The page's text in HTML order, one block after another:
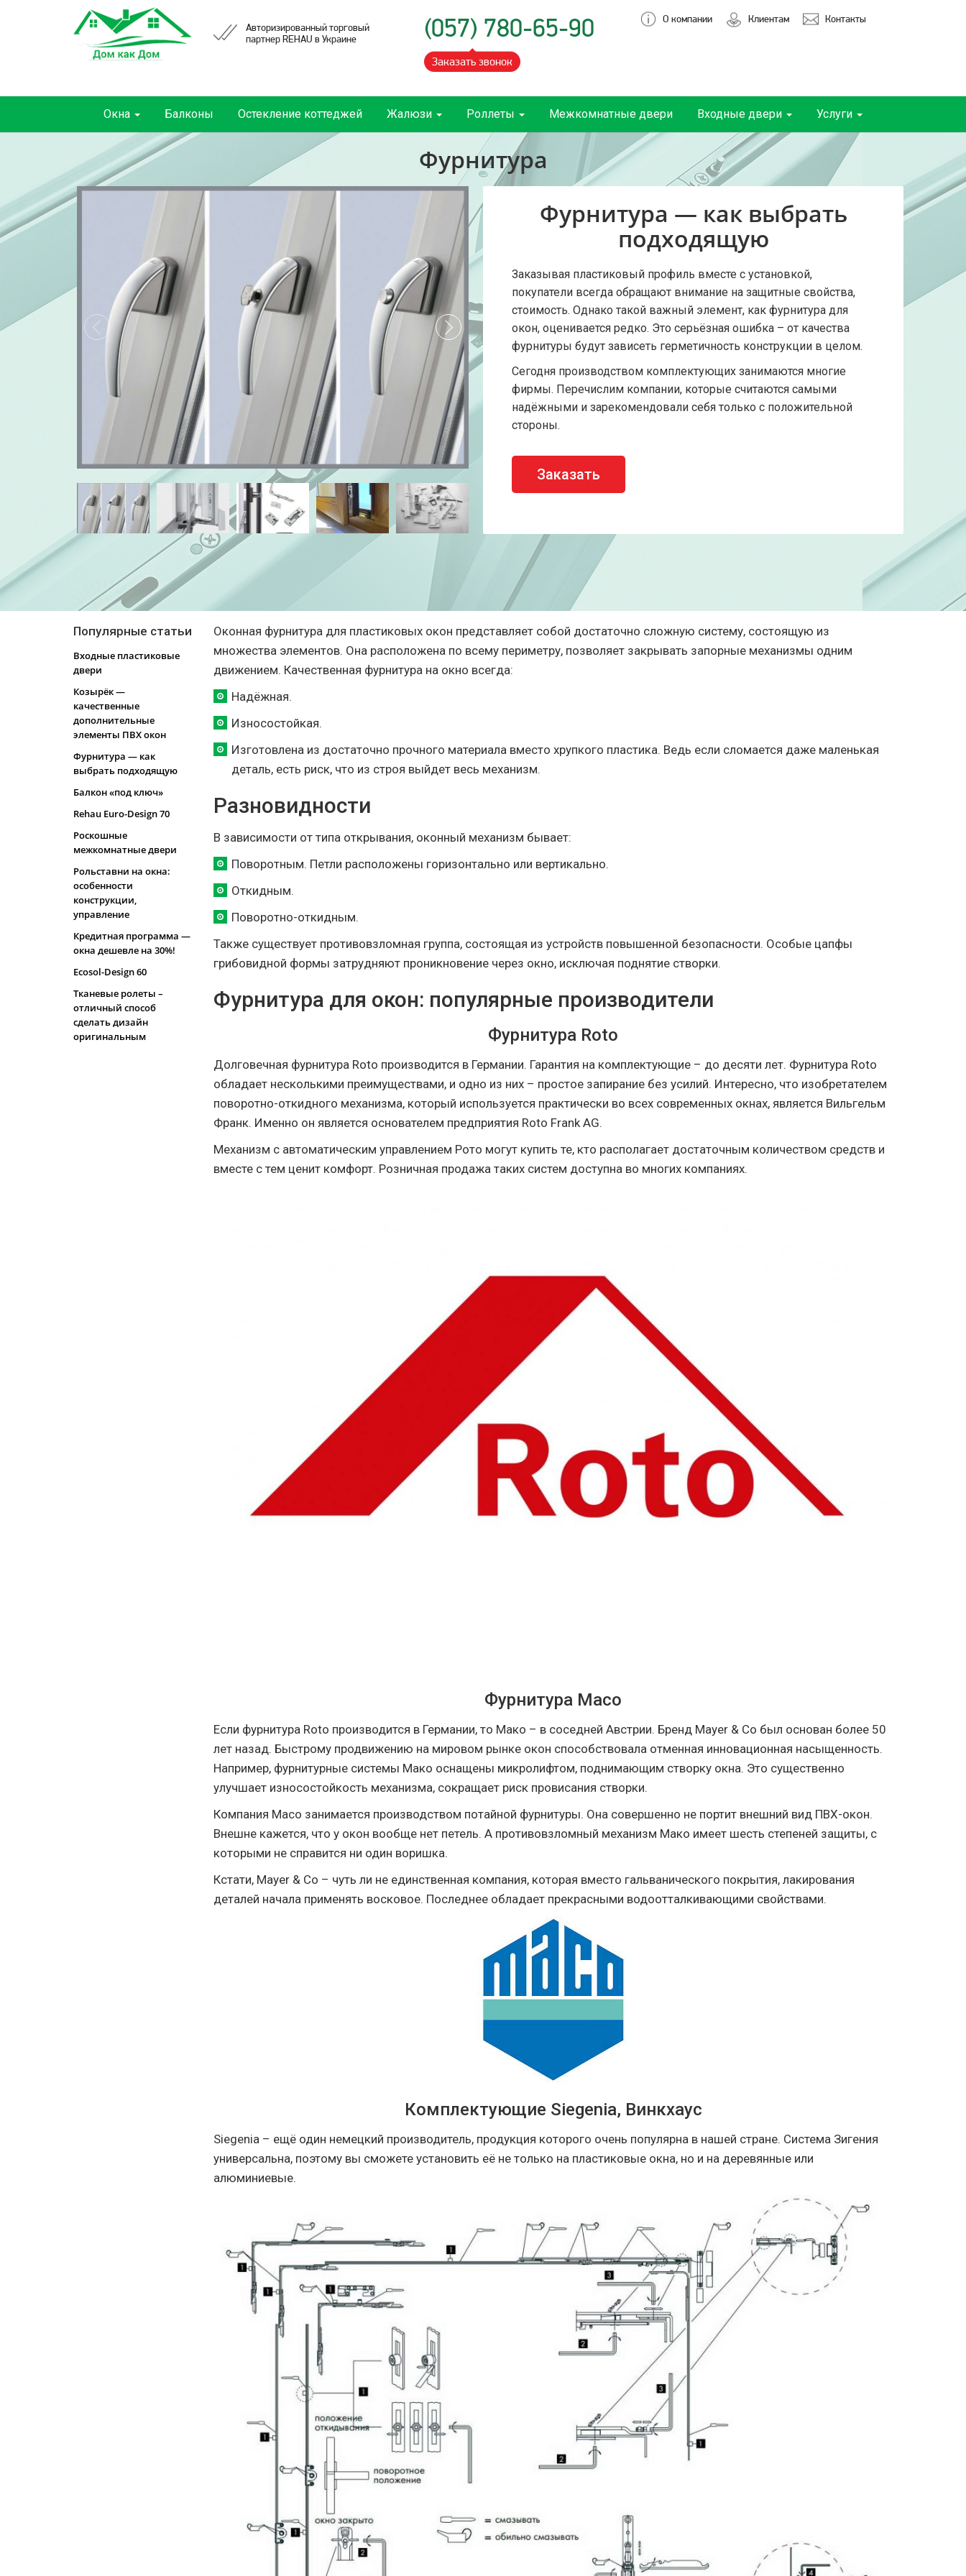
Авторизированный торговый
партнер REHAU в Украине
(057) 780-65-90
Заказать звонок
О компании Клиентам Контакты
Окна Балконы Остекление коттеджей Жалюзи Роллеты Межкомнатные двери Входные двери Услуги
Фурнитура
Фурнитура — как выбрать
подходящую
Заказывая пластиковый профиль вместе с установкой,
покупатели всегда обращают внимание на защитные свойства,
стоимость. Однако такой важный элемент, как фурнитура для
окон, оценивается редко. Это серьёзная ошибка – от качества
фурнитуры будут зависеть герметичность конструкции в целом.
Сегодня производством комплектующих занимаются многие
фирмы. Перечислим компании, которые считаются самыми
надёжными и зарекомендовали себя только с положительной
стороны.
Заказать
Популярные статьи
Входные пластиковые
двери
Козырёк —
качественные
дополнительные
элементы ПВХ окон
Фурнитура — как
выбрать подходящую
Балкон «под ключ»
Rehau Euro-Design 70
Роскошные
межкомнатные двери
Рольставни на окна:
особенности
конструкции,
управление
Кредитная программа —
окна дешевле на 30%!
Ecosol-Design 60
Тканевые ролеты –
отличный способ
сделать дизайн
оригинальным
Оконная фурнитура для пластиковых окон представляет собой достаточно сложную систему, состоящую из
множества элементов. Она расположена по всему периметру, позволяет закрывать запорные механизмы одним
движением. Качественная фурнитура на окно всегда:
Надёжная.
Износостойкая.
Изготовлена из достаточно прочного материала вместо хрупкого пластика. Ведь если сломается даже маленькая
деталь, есть риск, что из строя выйдет весь механизм.
Разновидности
В зависимости от типа открывания, оконный механизм бывает:
Поворотным. Петли расположены горизонтально или вертикально.
Откидным.
Поворотно-откидным.
Также существует противовзломная группа, состоящая из устройств повышенной безопасности. Особые цапфы
грибовидной формы затрудняют проникновение через окно, исключая поднятие створки.
Фурнитура для окон: популярные производители
Фурнитура Roto
Долговечная фурнитура Roto производится в Германии. Гарантия на комплектующие – до десяти лет. Фурнитура Roto
обладает несколькими преимуществами, и одно из них – простое запирание без усилий. Интересно, что изобретателем
поворотно-откидного механизма, который используется практически во всех современных окнах, является Вильгельм
Франк. Именно он является основателем предприятия Roto Frank AG.
Механизм с автоматическим управлением Рото могут купить те, кто располагает достаточным количеством средств и
вместе с тем ценит комфорт. Розничная продажа таких систем доступна во многих компаниях.
Фурнитура Maco
Если фурнитура Roto производится в Германии, то Мако – в соседней Австрии. Бренд Mayer & Co был основан более 50
лет назад. Быстрому продвижению на мировом рынке окон способствовала отменная инновационная насыщенность.
Например, фурнитурные системы Мако оснащены микролифтом, поднимающим створку окна. Это существенно
улучшает износостойкость механизма, сокращает риск провисания створки.
Компания Maco занимается производством потайной фурнитуры. Она совершенно не портит внешний вид ПВХ-окон.
Внешне кажется, что у окон вообще нет петель. А противовзломный механизм Мако имеет шесть степеней защиты, с
которыми не справится ни один воришка.
Кстати, Mayer & Co – чуть ли не единственная компания, которая вместо гальванического покрытия, лакирования
деталей начала применять восковое. Последнее обладает прекрасными водоотталкивающими свойствами.
Комплектующие Siegenia, Винкхаус
Siegenia – ещё один немецкий производитель, продукция которого очень популярна в нашей стране. Система Зигения
универсальна, поэтому вы сможете установить её не только на пластиковые окна, но и на деревянные или
алюминиевые.